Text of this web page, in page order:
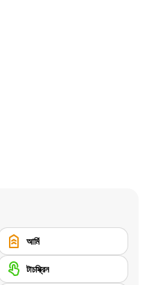
আর্মি
টাচস্ক্রিন